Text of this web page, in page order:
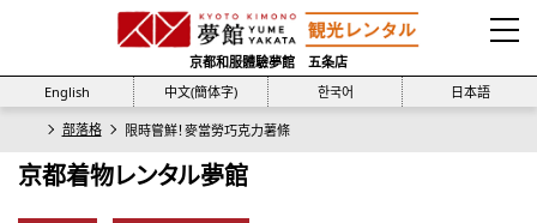
京都和服體驗夢館 五条店
English
中文(簡体字) 한국어 日本語
部落格 限時嘗鮮！麥當勞巧克力薯條
京都着物レンタル夢館